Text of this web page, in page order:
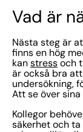
Vad är
Nästa steg är
finns en hög
kan stress och
är också bra
undersökning,
Att se över
Kollegor
säkerhet och ta